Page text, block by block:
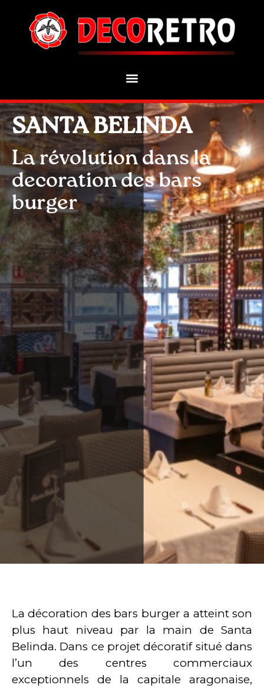
SANTA BELINDA
La révolution dans la
decoration des bars
burger
La décoration des bars burger a atteint son
plus haut niveau par la main de Santa
Belinda. Dans ce projet décoratif situé dans
l’un des centres commerciaux
exceptionnels de la capitale aragonaise,